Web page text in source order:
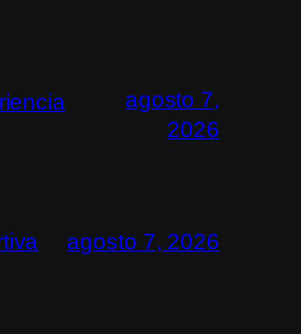
agosto 7,
2026
agosto 7, 2026